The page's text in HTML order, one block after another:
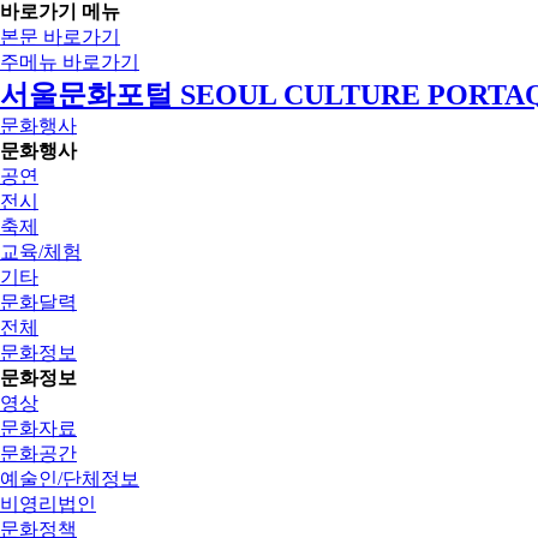
바로가기 메뉴
본문 바로가기
주메뉴 바로가기
서울문화포털 SEOUL CULTURE
문화행사
문화행사
공연
전시
축제
교육/체험
기타
문화달력
전체
문화정보
문화정보
영상
문화자료
문화공간
예술인/단체정보
비영리법인
문화정책